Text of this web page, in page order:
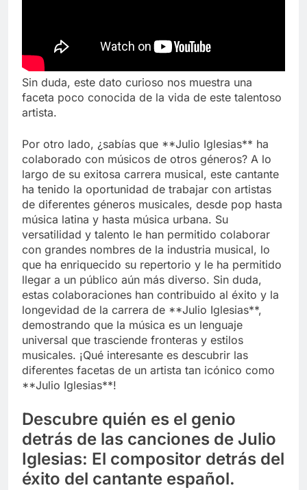
Sin duda, este dato curioso nos muestra una
faceta poco conocida de la vida de este talentoso
artista.
Por otro lado, ¿sabías que **Julio Iglesias** ha
colaborado con músicos de otros géneros? A lo
largo de su exitosa carrera musical, este cantante
ha tenido la oportunidad de trabajar con artistas
de diferentes géneros musicales, desde pop hasta
música latina y hasta música urbana. Su
versatilidad y talento le han permitido colaborar
con grandes nombres de la industria musical, lo
que ha enriquecido su repertorio y le ha permitido
llegar a un público aún más diverso. Sin duda,
estas colaboraciones han contribuido al éxito y la
longevidad de la carrera de **Julio Iglesias**,
demostrando que la música es un lenguaje
universal que trasciende fronteras y estilos
musicales. ¡Qué interesante es descubrir las
diferentes facetas de un artista tan icónico como
**Julio Iglesias**!
Descubre quién es el genio
detrás de las canciones de Julio
Iglesias: El compositor detrás del
éxito del cantante español.